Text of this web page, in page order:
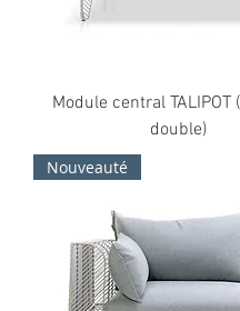
Module central
double)
Nouveauté